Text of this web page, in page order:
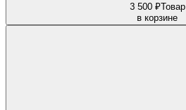
3 500 ₽Товар
в корзине